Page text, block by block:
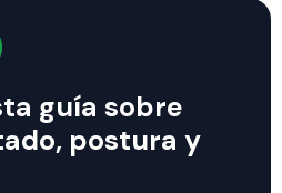
guía sobre
postura y